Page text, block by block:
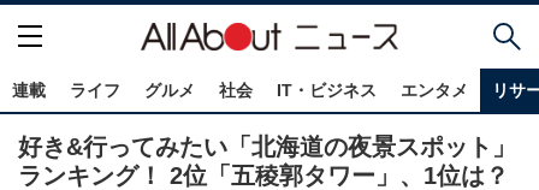
連載 ライフ グルメ 社会 IT・ビジネス エンタメ リサ
好き&行ってみたい「北海道の夜景スポット」
ランキング！ 2位「五稜郭タワー」、1位は？